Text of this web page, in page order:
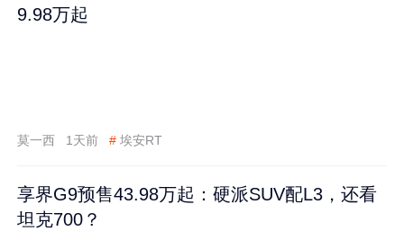
9.98万起
莫一西 1天前 # 埃安RT
享界G9预售43.98万起：硬派SUV配L3，还看
坦克700？